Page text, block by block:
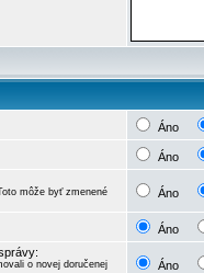
Áno
Áno
môže byť zmenené
Áno
Áno
o novej doručenej
Áno